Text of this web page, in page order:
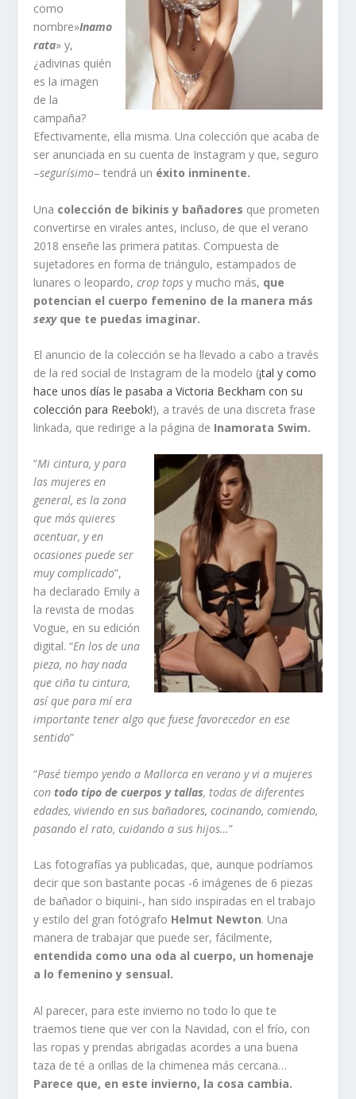
como
nombre»Inamo
rata» y,
¿adivinas quién
es la imagen
de la
campaña?
Efectivamente, ella misma. Una colección que acaba de
ser anunciada en su cuenta de Instagram y que, seguro
–segurísimo– tendrá un éxito inminente.
Una colección de bikinis y bañadores que prometen
convertirse en virales antes, incluso, de que el verano
2018 enseñe las primera patitas. Compuesta de
sujetadores en forma de triángulo, estampados de
lunares o leopardo,crop tops y mucho más, que
potencian el cuerpo femenino de la manera más
sexyque te puedas imaginar.
El anuncio de la colección se ha llevado a cabo a través
de la red social de Instagram de la modelo (¡tal y como
hace unos días le pasaba a Victoria Beckham con su
colección para Reebok!), a través de una discreta frase
linkada, que redirige a la página de Inamorata Swim.
“Mi cintura, y para
las mujeres en
general, es la zona
que más quieres
acentuar, y en
ocasiones puede ser
muy complicado”,
ha declarado Emily a
la revista de modas
Vogue, en su edición
digital. “En los de una
pieza, no hay nada
que ciña tu cintura,
así que para mí era
importante tener algo que fuese favorecedor en ese
sentido”
“Pasé tiempo yendo a Mallorca en verano y vi a mujeres
con todo tipo de cuerpos y tallas, todas de diferentes
edades, viviendo en sus bañadores, cocinando, comiendo,
pasando el rato, cuidando a sus hijos…”
Las fotografías ya publicadas, que, aunque podríamos
decir que son bastante pocas -6 imágenes de 6 piezas
de bañador o biquini-, han sido inspiradas en el trabajo
y estilo del gran fotógrafo Helmut Newton. Una
manera de trabajar que puede ser, fácilmente,
entendida como una oda al cuerpo, un homenaje
a lo femenino y sensual.
Al parecer, para este invierno no todo lo que te
traemos tiene que ver con la Navidad, con el frío, con
las ropas y prendas abrigadas acordes a una buena
taza de té a orillas de la chimenea más cercana…
Parece que, en este invierno, la cosa cambia.